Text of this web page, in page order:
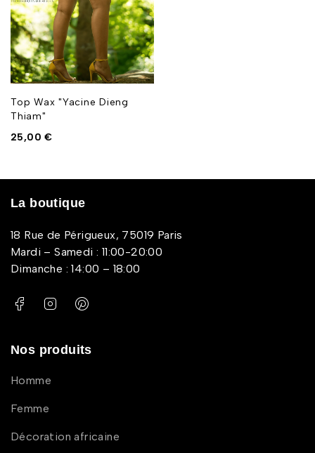
Top Wax "Yacine Dieng
Thiam"
25,00€
La boutique
18 Rue de Périgueux, 75019 Paris
Mardi – Samedi : 11:00-20:00
Dimanche : 14:00 – 18:00
Nos produits
Homme
Femme
Décoration africaine